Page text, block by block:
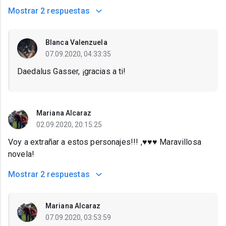
Mostrar 2 respuestas
Blanca Valenzuela
07.09.2020, 04:33:35
Daedalus Gasser, ¡gracias a ti!
Mariana Alcaraz
02.09.2020, 20:15:25
Voy a extrañar a estos personajes!!! ,♥️♥️♥️ Maravillosa
novela!
Mostrar 2 respuestas
Mariana Alcaraz
07.09.2020, 03:53:59